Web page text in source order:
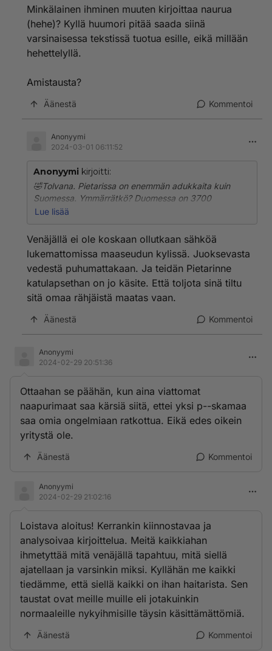
Minkälainen ihminen muuten kirjoittaa naurua
(hehe)? Kyllä huumori pitää saada siinä
varsinaisessa tekstissä tuotua esille, eikä millään
hehettelyllä.
Amistausta?
Äänestä Kommentoi
Anonyymi
2024-03-01 06:11:52
Anonyymi kirjoitti:
🤣Tolvana. Pietarissa on enemmän adukkaita kuin
Suomessa. Ymmärrätkö? Duomessa on 3700
asunnotonta. Eivät haise yhtään? Pääkaupunkiseudulla
on katkaistu monesta taloudesta kun ei ole varaa
maksaa laskuja. He olisivat tyytyväisiä siitä
puuhellasta.
Mitä jos keskittyisit korjaamaan ensin Suomen
tilanteen ja kirjoittele vasta sitten muista maista.
Minkälainen ihminen muuten kirjoittaa naurua (hehe)?
Kyllä huumori pitää saada siinä varsinaisessa tekstissä
Amistausta?
Lue lisää
Venäjällä ei ole koskaan ollutkaan sähköä
lukemattomissa maaseudun kylissä. Juoksevasta
vedestä puhumattakaan. Ja teidän Pietarinne
katulapsethan on jo käsite. Että toljota sinä tiltu
sitä omaa rähjäistä maatas vaan.
Äänestä Kommentoi
Anonyymi
2024-02-29 20:51:36
Ottaahan se päähän, kun aina viattomat
naapurimaat saa kärsiä siitä, ettei yksi p--skamaa
saa omia ongelmiaan ratkottua. Eikä edes oikein
yritystä ole.
Äänestä Kommentoi
Anonyymi
2024-02-29 21:02:16
Loistava aloitus! Kerrankin kiinnostavaa ja
analysoivaa kirjoittelua. Meitä kaikkiahan
ihmetyttää mitä venäjällä tapahtuu, mitä siellä
ajatellaan ja varsinkin miksi. Kyllähän me kaikki
tiedämme, että siellä kaikki on ihan haitarista. Sen
taustat ovat meille muille eli jotakuinkin
normaaleille nykyihmisille täysin käsittämättömiä.
Äänestä Kommentoi